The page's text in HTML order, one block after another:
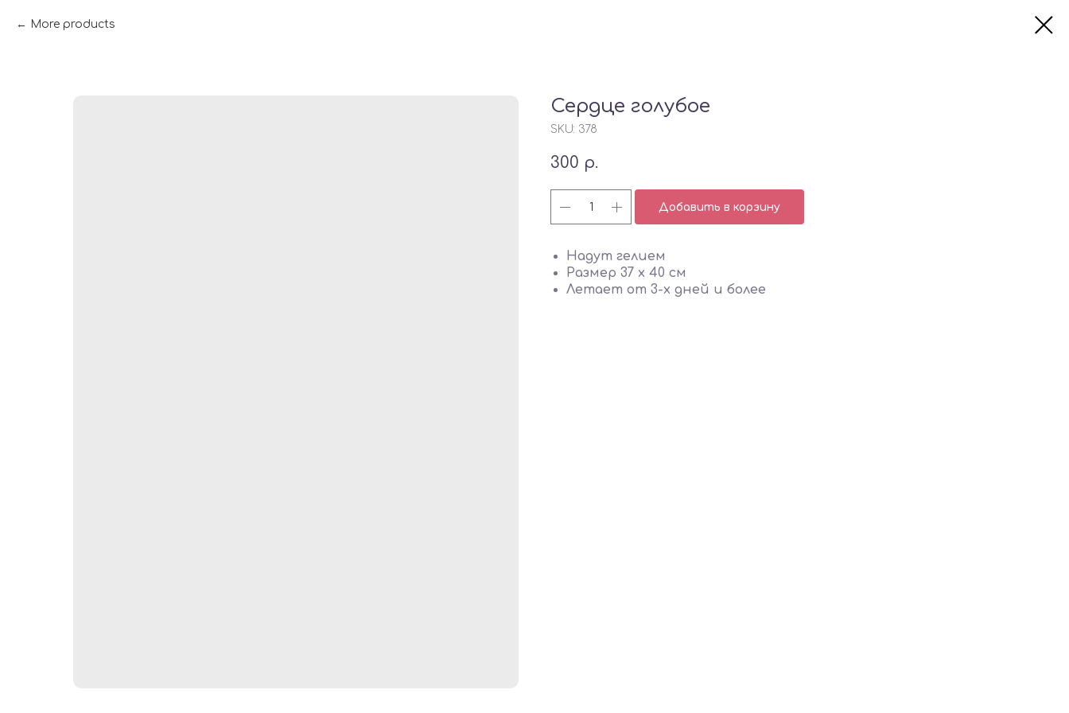
More products
Сердце голубое
SKU: 378
300 р.
Добавить в корзину
Надут гелием
Размер 37 х 40 см
Летает от 3-х дней и более